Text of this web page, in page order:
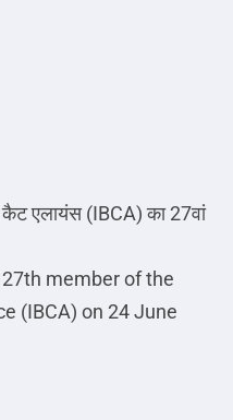
कैटएलायंस(IBCA)का27वां
member of the
(IBCA) on 24 June